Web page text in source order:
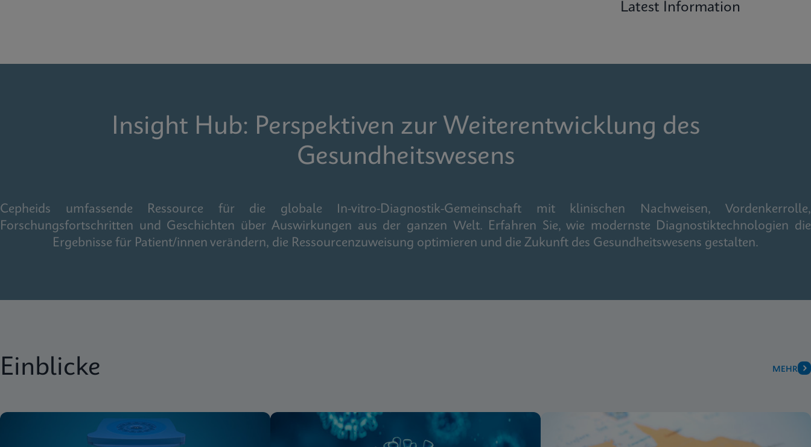
Latest Information
Insight Hub: Perspektiven zur Weiterentwicklung des
Gesundheitswesens
Cepheids umfassende Ressource für die globale In-vitro-Diagnostik-Gemeinschaft mit klinischen Nachweisen, Vordenkerrolle,
Forschungsfortschritten und Geschichten über Auswirkungen aus der ganzen Welt. Erfahren Sie, wie modernste Diagnostiktechnologien die
Ergebnisse für Patient/innen verändern, die Ressourcenzuweisung optimieren und die Zukunft des Gesundheitswesens gestalten.
Einblicke MEHR